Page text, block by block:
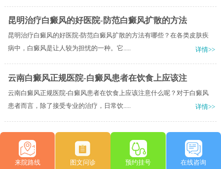
昆明治疗白癜风的好医院-防范白癜风扩散的方法
昆明治疗白癜风的好医院-防范白癜风扩散的方法有哪些？在各类皮肤疾
病中，白癜风是让人较为担忧的一种。它.....
详情>>
云南白癜风正规医院-白癜风患者在饮食上应该注
云南白癜风正规医院-白癜风患者在饮食上应该注意什么呢？对于白癜风
患者而言，除了接受专业的治疗，日常饮.....
详情>>
来院路线 图文问诊 预约挂号 在线咨询